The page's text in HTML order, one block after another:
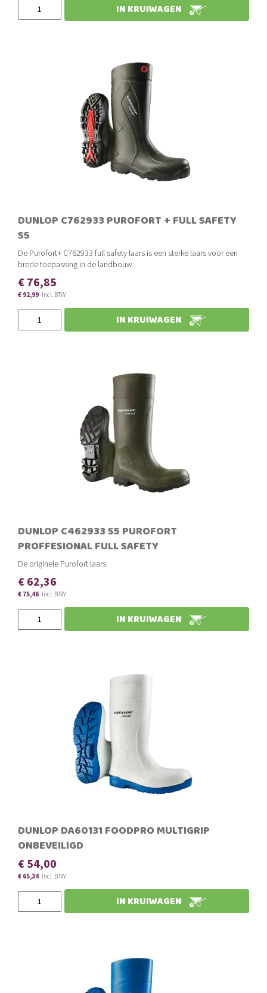
IN KRUIWAGEN
DUNLOP C762933 PUROFORT + FULL SAFETY
S5
De Purofort+ C762933 full safety laars is een sterke laars voor een
brede toepassing in de landbouw.
€ 92,99
€ 76,85
IN KRUIWAGEN
DUNLOP C462933 S5 PUROFORT
PROFFESIONAL FULL SAFETY
De originele Purofort laars.
€ 75,46
€ 62,36
IN KRUIWAGEN
DUNLOP DA60131 FOODPRO MULTIGRIP
ONBEVEILIGD
€ 65,34
€ 54,00
IN KRUIWAGEN